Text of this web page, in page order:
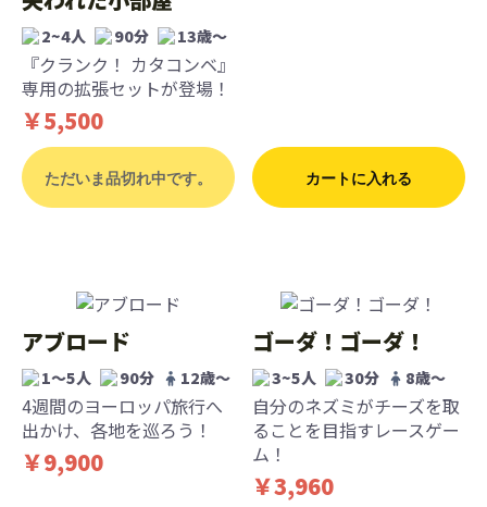
2~4人 90分 13歳〜
『クランク！ カタコンベ』
専用の拡張セットが登場！
￥5,500
ただいま品切れ中です。 カートに入れる
アブロード
1〜5人 90分 12歳〜
4週間のヨーロッパ旅行へ
出かけ、各地を巡ろう！
￥9,900
ゴーダ！ゴーダ！
3~5人 30分 8歳〜
自分のネズミがチーズを取
ることを目指すレースゲー
ム！
￥3,960